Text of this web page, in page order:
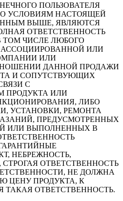
ПОЛЬЗОВАТЕЛЯ
УСЛОВИЯМ НАСТОЯЩЕЙ
ВЫШЕ, ЯВЛЯЮТСЯ
ОТВЕТСТВЕННОСТЬ
ТОМ ЧИСЛЕ ЛЮБОГО
АССОЦИИРОВАННОЙ ИЛИ
ИЛИ
ДАННОЙ ПРОДАЖИ
И СОПУТСТВУЮЩИХ
С
ПРОДУКТА ИЛИ
ЛИБО
УСТАНОВКИ, РЕМОНТА
ПРЕДУСМОТРЕННЫХ
ИЛИ ВЫПОЛНЕННЫХ В
НЕБРЕЖНОСТЬ,
ОТВЕТСТВЕННОСТЬ
НЕ ДОЛЖНА
ЦЕНУ ПРОДУКТА, К
ОТВЕТСТВЕННОСТЬ.